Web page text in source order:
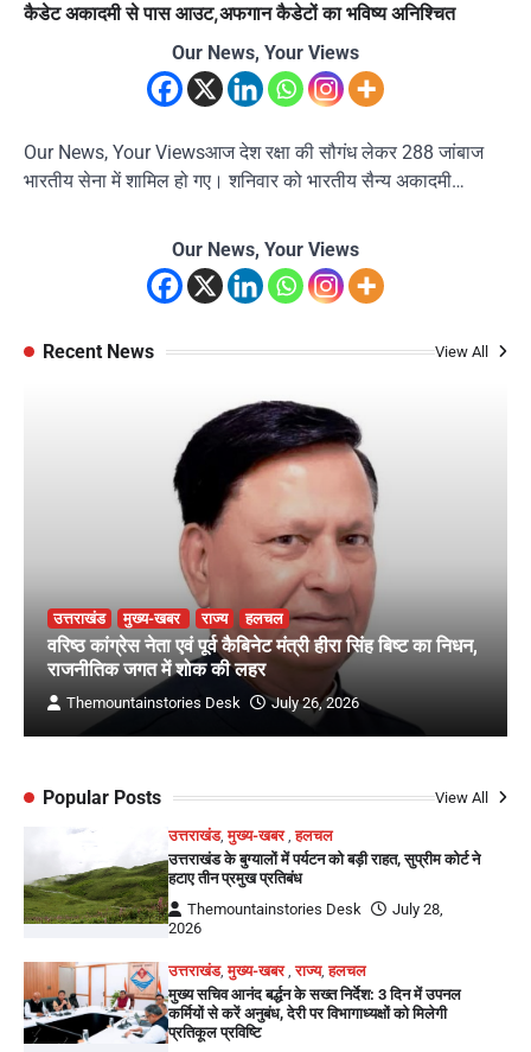
कैडेट अकादमी से पास आउट,अफगान कैडेटों का भविष्य अनिश्चित
Our News, Your Views
Our News, Your Viewsआज देश रक्षा की सौगंध लेकर 288 जांबाज
भारतीय सेना में शामिल हो गए। शनिवार को भारतीय सैन्य अकादमी…
Our News, Your Views
Recent News View All
उत्तराखंड मुख्य-खबर राज्य हलचल
वरिष्ठ कांग्रेस नेता एवं पूर्व कैबिनेट मंत्री हीरा सिंह बिष्ट का निधन,
राजनीतिक जगत में शोक की लहर
Themountainstories Desk July 26, 2026
Popular Posts View All
उत्तराखंड,मुख्य-खबर,हलचल
उत्तराखंड के बुग्यालों में पर्यटन को बड़ी राहत, सुप्रीम कोर्ट ने
हटाए तीन प्रमुख प्रतिबंध
Themountainstories Desk
July 28,
2026
उत्तराखंड,मुख्य-खबर,राज्य,हलचल
मुख्य सचिव आनंद बर्द्धन के सख्त निर्देश: 3 दिन में उपनल
कर्मियों से करें अनुबंध, देरी पर विभागाध्यक्षों को मिलेगी
प्रतिकूल प्रविष्टि